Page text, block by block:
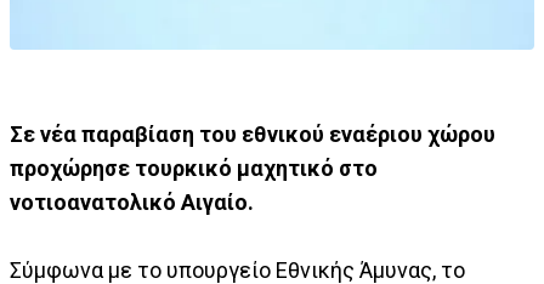
Σε νέα παραβίαση του εθνικού εναέριου χώρου
προχώρησε τουρκικό μαχητικό στο
νοτιοανατολικό Αιγαίο.
Σύμφωνα με το υπουργείο Εθνικής Άμυνας, το